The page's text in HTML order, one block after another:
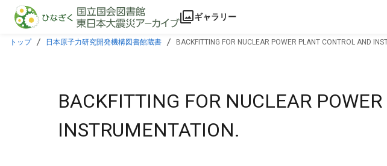
本文に飛ぶ
ギャラリー
トップ 日本原子力研究開発機構図書館蔵書 BACKFITTING FOR NUCLEAR POWER PLANT CONTROL AND
BACKFITTING FOR NUCLEAR
INSTRUMENTATION.